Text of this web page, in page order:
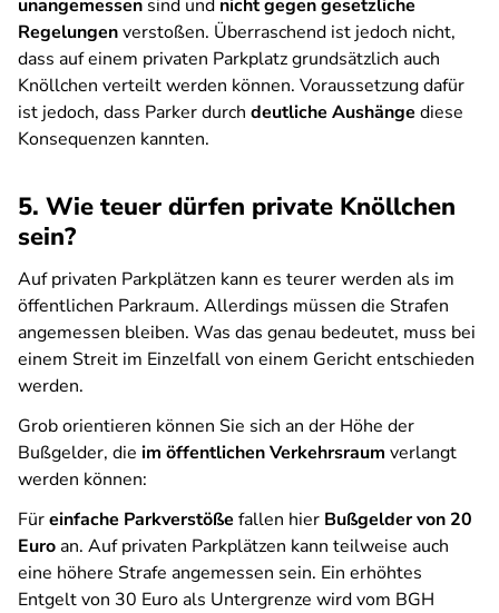
unangemessen sind und nicht gegen gesetzliche
Regelungenverstoßen. Überraschend ist jedoch nicht,
dass auf einem privaten Parkplatz grundsätzlich auch
Knöllchen verteilt werden können. Voraussetzung dafür
ist jedoch, dass Parker durch deutliche Aushänge diese
Konsequenzen kannten.
5. Wie teuer dürfen private Knöllchen
sein?
Auf privaten Parkplätzen kann es teurer werden als im
öffentlichen Parkraum. Allerdings müssen die Strafen
angemessen bleiben. Was das genau bedeutet, muss bei
einem Streit im Einzelfall von einem Gericht entschieden
werden.
Grob orientieren können Sie sich an der Höhe der
Bußgelder, die im öffentlichen Verkehrsraum verlangt
werden können:
Füreinfache Parkverstöße fallen hier Bußgelder von 20
Euroan. Auf privaten Parkplätzen kann teilweise auch
eine höhere Strafe angemessen sein. Ein erhöhtes
Entgelt von 30 Euro als Untergrenze wird vom BGH